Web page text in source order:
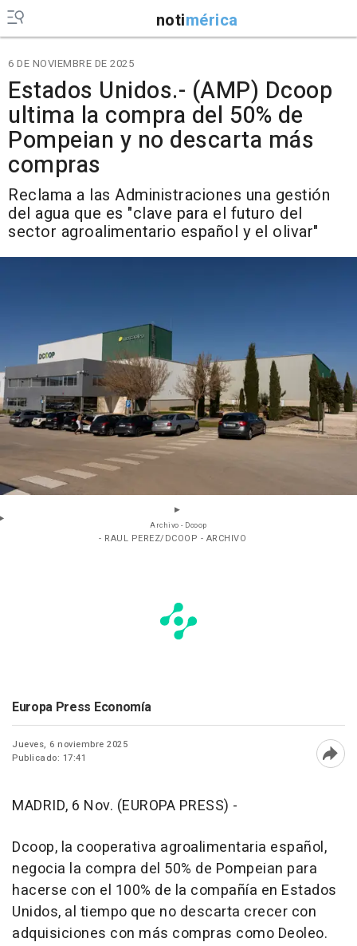
notimérica
6 DE NOVIEMBRE DE 2025
Estados Unidos.- (AMP) Dcoop
ultima la compra del 50% de
Pompeian y no descarta más
compras
Reclama a las Administraciones una gestión
del agua que es "clave para el futuro del
sector agroalimentario español y el olivar"
Archivo - Dcoop
- RAUL PEREZ/DCOOP - ARCHIVO
Europa Press Economía
Jueves, 6 noviembre 2025
Publicado: 17:41
MADRID, 6 Nov. (EUROPA PRESS) -
Dcoop, la cooperativa agroalimentaria español,
negocia la compra del 50% de Pompeian para
hacerse con el 100% de la compañía en Estados
Unidos, al tiempo que no descarta crecer con
adquisiciones con más compras como Deoleo.